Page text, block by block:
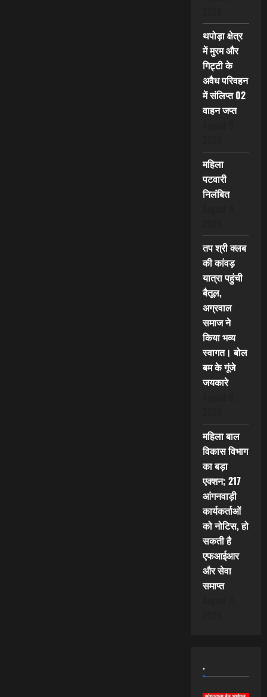
थपोड़ा क्षेत्र
में मुरम और
गिट्टी के
अवैध परिवहन
में संलिप्त 02
वाहन जप्त
महिला
पटवारी
निलंबित
तप श्री क्लब
की कांवड़
यात्रा पहुंची
बैतूल,
अग्रवाल
समाज ने
किया भव्य
स्वागत। बोल
बम के गूंजे
जयकारे
महिला बाल
विकास विभाग
का बड़ा
एक्शन; 217
आंगनवाड़ी
कार्यकर्ताओं
को नोटिस, हो
सकती है
एफआईआर
और सेवा
समाप्त
.